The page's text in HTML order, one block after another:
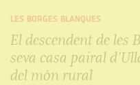
LES BORGES BLANQUES
El descendent de les
seva casa pairal
del món rural